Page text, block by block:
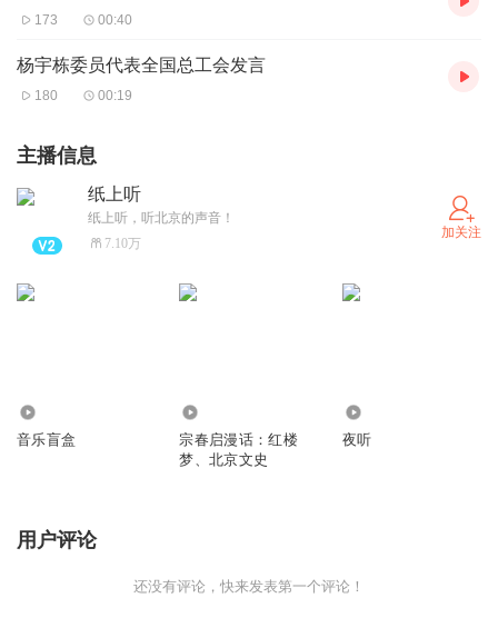
173 00:40
杨宇栋委员代表全国总工会发言
180 00:19
主播信息
纸上听
纸上听，听北京的声音！
7.10万
加关注
音乐盲盒
宗春启漫话：红楼
梦、北京文史
夜听
用户评论
还没有评论，快来发表第一个评论！